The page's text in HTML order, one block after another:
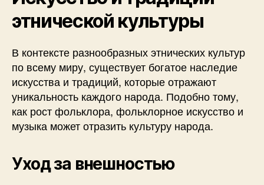
этнической культуры
В контексте разнообразных этнических культур
по всему миру, существует богатое наследие
искусства и традиций, которые отражают
уникальность каждого народа. Подобно тому,
как рост фольклора, фольклорное искусство и
музыка может отразить культуру народа.
Уход за внешностью